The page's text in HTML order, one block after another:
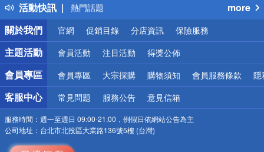
活動快訊
熱門話題
銀行優惠
偏遠地區配送
詐騙網頁！請小心！
more
關於我們
官網 促銷目錄 分店資訊 保險服務
主題活動 會員活動 注目活動 得獎公佈
會員專區 會員專區 大宗採購 購物須知 會員服務條款 隱
客服中心 常見問題 服務公告 意見信箱
服務時間： 週一至週日 09:00-21:00，例假日依網站公告為主
公司地址： 台北市北投區大業路136號5樓 (台灣)